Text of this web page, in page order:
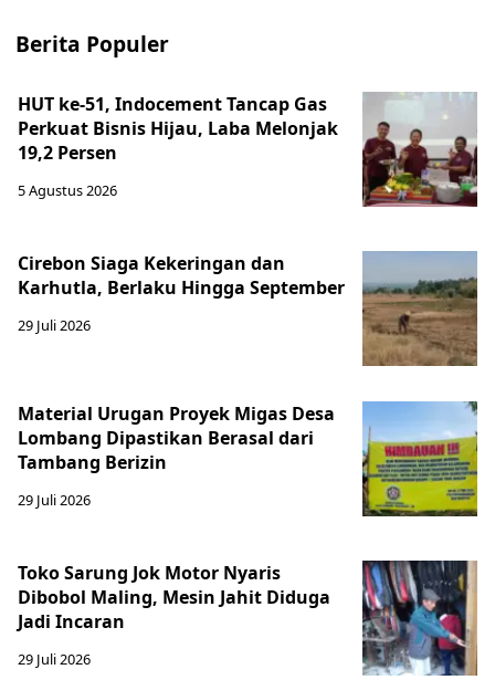
Berita Populer
HUT ke-51, Indocement Tancap Gas
Perkuat Bisnis Hijau, Laba Melonjak
19,2 Persen
5 Agustus 2026
Cirebon Siaga Kekeringan dan
Karhutla, Berlaku Hingga September
29 Juli 2026
Material Urugan Proyek Migas Desa
Lombang Dipastikan Berasal dari
Tambang Berizin
29 Juli 2026
Toko Sarung Jok Motor Nyaris
Dibobol Maling, Mesin Jahit Diduga
Jadi Incaran
29 Juli 2026